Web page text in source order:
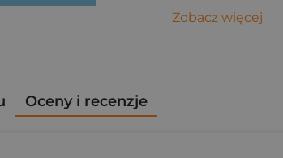
Zobacz więcej
Oceny i recenzje